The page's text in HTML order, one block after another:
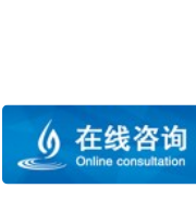
一、辨别狼牙真伪的方
1、你不需要考虑低于